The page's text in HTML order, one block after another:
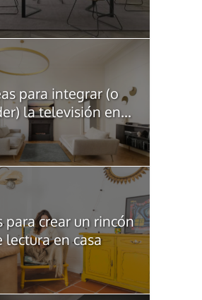
para integrar (o
la televisión en...
para crear un rincón
lectura en casa